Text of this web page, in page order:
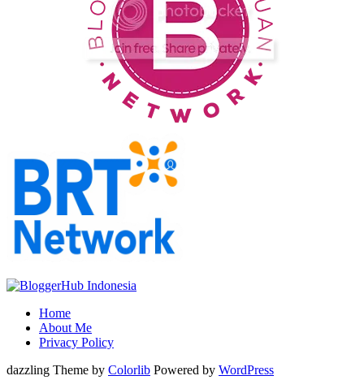
Home
About Me
Privacy Policy
dazzling Theme by Colorlib Powered by WordPress